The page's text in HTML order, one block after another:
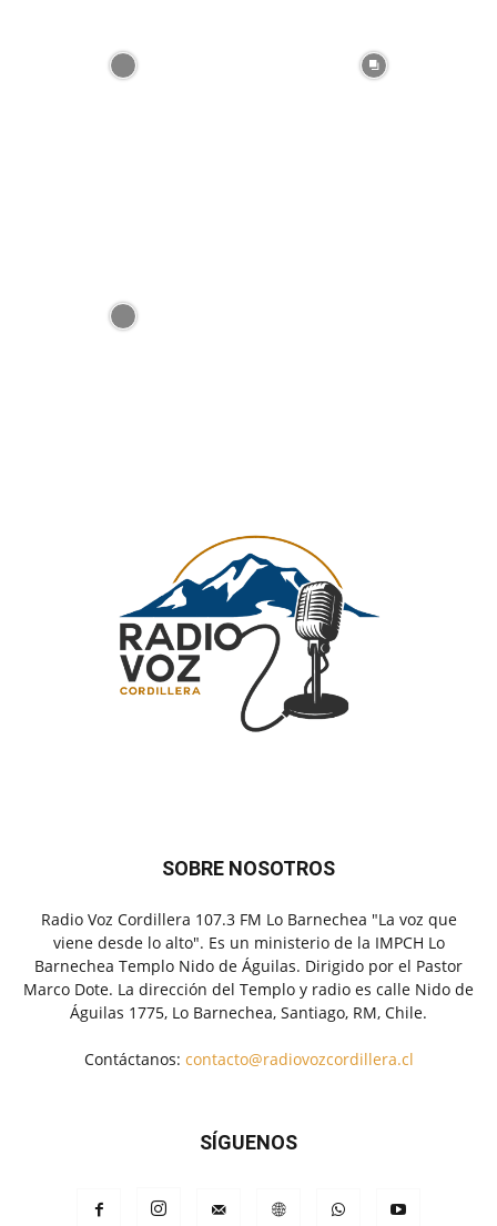
SOBRE NOSOTROS
Radio Voz Cordillera 107.3 FM Lo Barnechea "La voz que
viene desde lo alto". Es un ministerio de la IMPCH Lo
Barnechea Templo Nido de Águilas. Dirigido por el Pastor
Marco Dote. La dirección del Templo y radio es calle Nido de
Águilas 1775, Lo Barnechea, Santiago, RM, Chile.
Contáctanos: contacto@radiovozcordillera.cl
SÍGUENOS